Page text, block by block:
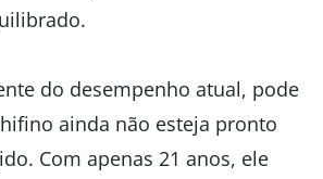
do desempenho atual, pode
ainda não esteja pronto
Com apenas 21 anos, ele